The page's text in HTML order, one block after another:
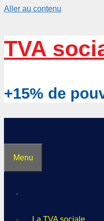
Aller au contenu
TVA
+15% de
Menu
La TVA sociale